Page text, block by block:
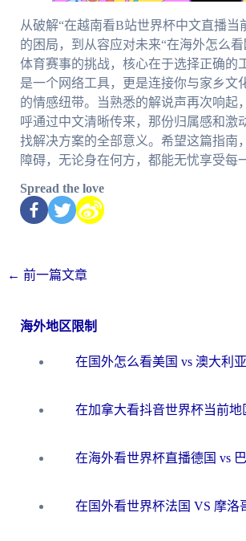
从破解“在越南看B站世界杯中文直播当
的困局，到从容应对未来“在海外怎么看
体育赛事的挑战，核心在于选择正确的
是一个网络工具，更是连接你与家乡文
的情感纽带。当熟悉的解说声再次响起
呼通过中文清晰传来，那份归属感和激
找解决方案的全部意义。希望这篇指南
障碍，无论身在何方，都能无忧享受每
Spread the love
← 前一篇文章
海外地区限制